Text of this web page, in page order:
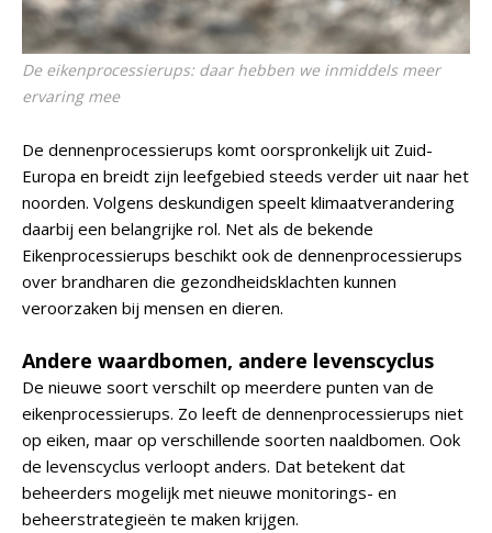
De eikenprocessierups: daar hebben we inmiddels meer
ervaring mee
De dennenprocessierups komt oorspronkelijk uit Zuid-
Europa en breidt zijn leefgebied steeds verder uit naar het
noorden. Volgens deskundigen speelt klimaatverandering
daarbij een belangrijke rol. Net als de bekende
Eikenprocessierups beschikt ook de dennenprocessierups
over brandharen die gezondheidsklachten kunnen
veroorzaken bij mensen en dieren.
Andere waardbomen, andere levenscyclus
De nieuwe soort verschilt op meerdere punten van de
eikenprocessierups. Zo leeft de dennenprocessierups niet
op eiken, maar op verschillende soorten naaldbomen. Ook
de levenscyclus verloopt anders. Dat betekent dat
beheerders mogelijk met nieuwe monitorings- en
beheerstrategieën te maken krijgen.